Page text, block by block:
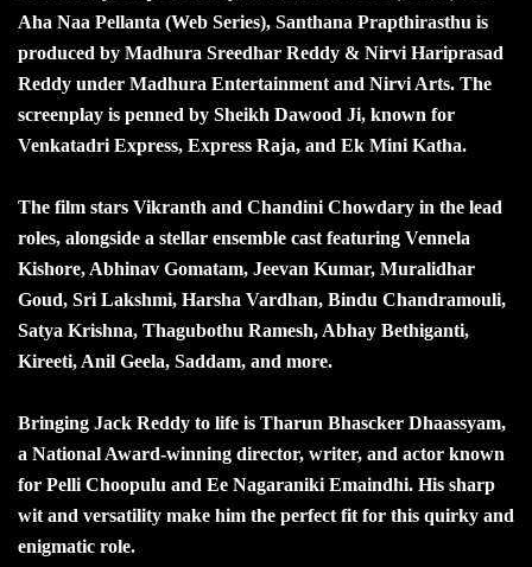
Aha Naa Pellanta (Web Series), Santhana Prapthirasthu is
produced by Madhura Sreedhar Reddy & Nirvi Hariprasad
Reddy under Madhura Entertainment and Nirvi Arts. The
screenplay is penned by Sheikh Dawood Ji, known for
Venkatadri Express, Express Raja, and Ek Mini Katha.
The film stars Vikranth and Chandini Chowdary in the lead
roles, alongside a stellar ensemble cast featuring Vennela
Kishore, Abhinav Gomatam, Jeevan Kumar, Muralidhar
Goud, Sri Lakshmi, Harsha Vardhan, Bindu Chandramouli,
Satya Krishna, Thagubothu Ramesh, Abhay Bethiganti,
Kireeti, Anil Geela, Saddam, and more.
Bringing Jack Reddy to life is Tharun Bhascker Dhaassyam,
a National Award-winning director, writer, and actor known
for Pelli Choopulu and Ee Nagaraniki Emaindhi. His sharp
wit and versatility make him the perfect fit for this quirky and
enigmatic role.